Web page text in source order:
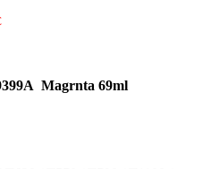
Magrnta 69ml